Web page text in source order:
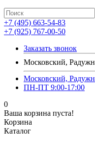
+7 (495) 663-54-83
+7 (925) 767-00-50
Заказать звонок
Московский,
Московский,
ПН-ПТ 9:00-17:00
0
Ваша корзина пуста!
Корзина
Каталог